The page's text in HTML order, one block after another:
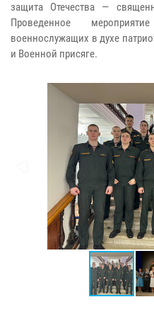
защита Отечества —
Проведенное
военнослужащих в духе
и Военной присяге.